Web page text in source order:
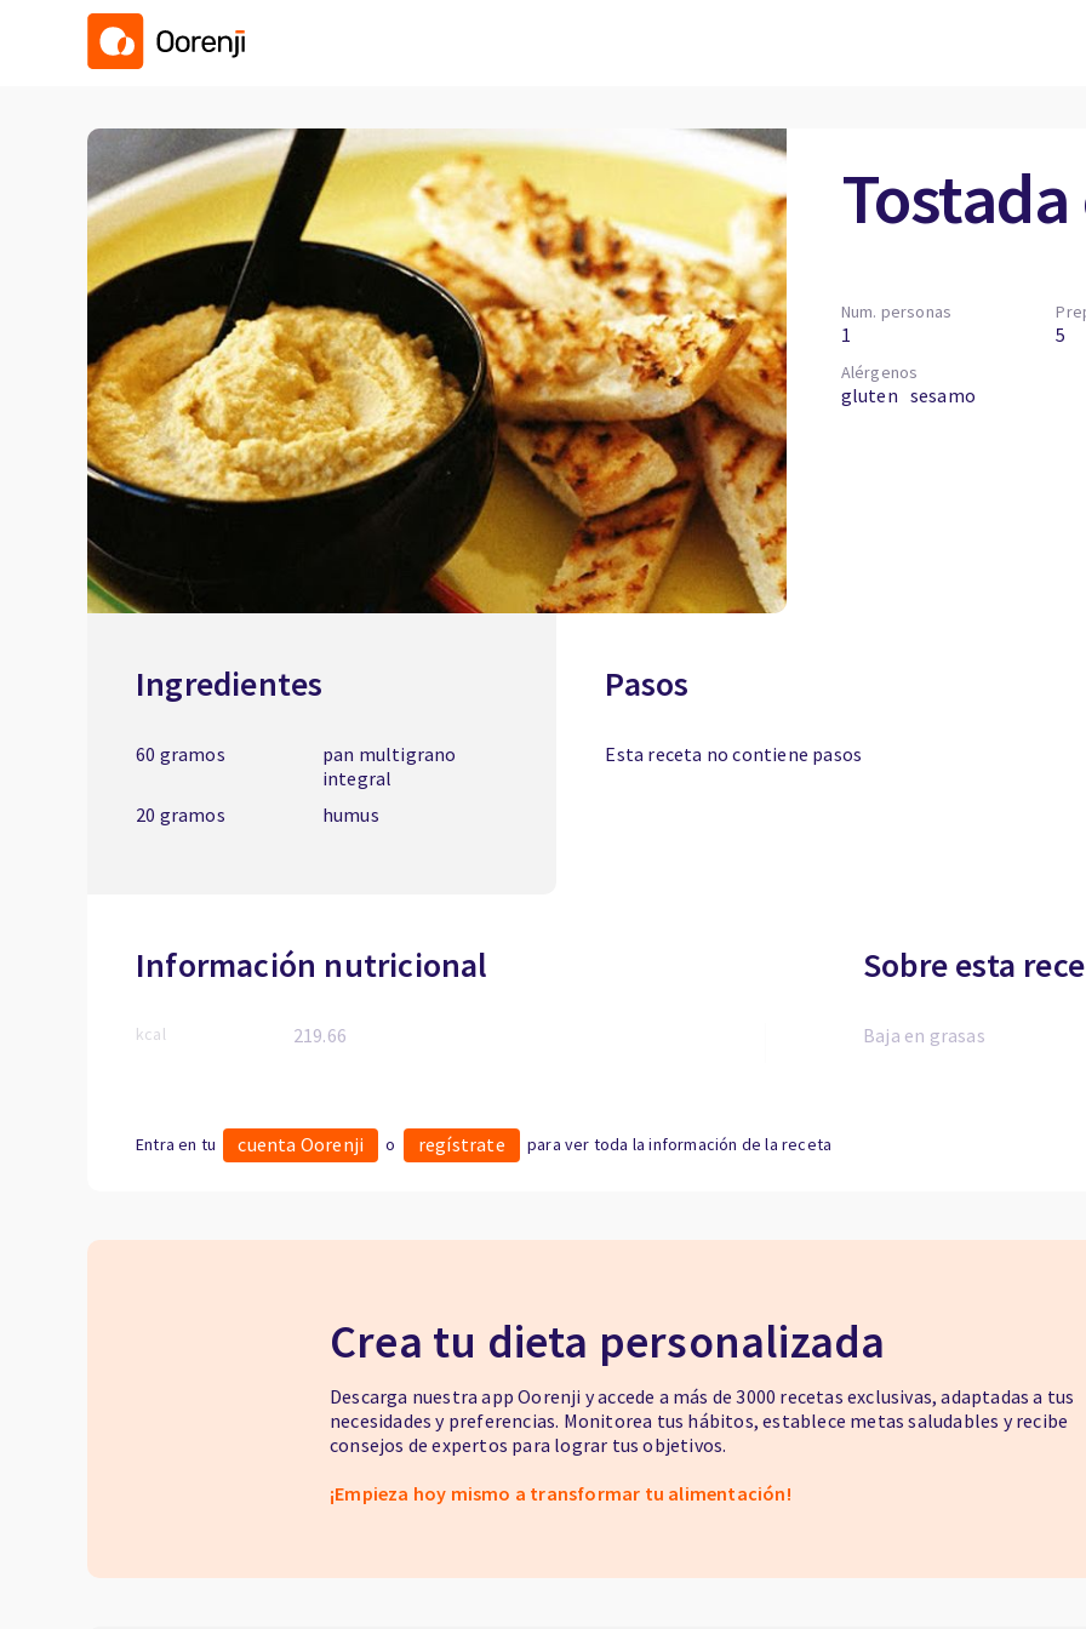
Num. personas
1 5
Alérgenos
gluten sesamo
Ingredientes
60 gramos
pan multigrano
integral
20 gramos
humus
Pasos
Esta receta no contiene pasos
Información nutricional
kcal 219.66
Sobre esta
Baja en grasas
Entra en tu cuenta Oorenji o regístrate para ver toda la información de la receta
Crea tu dieta personalizada
Descarga nuestra app Oorenji y accede a más de 3000 recetas exclusivas, adaptadas a tus
necesidades y preferencias. Monitorea tus hábitos, establece metas saludables y recibe
consejos de expertos para lograr tus objetivos.
¡Empieza hoy mismo a transformar tu alimentación!